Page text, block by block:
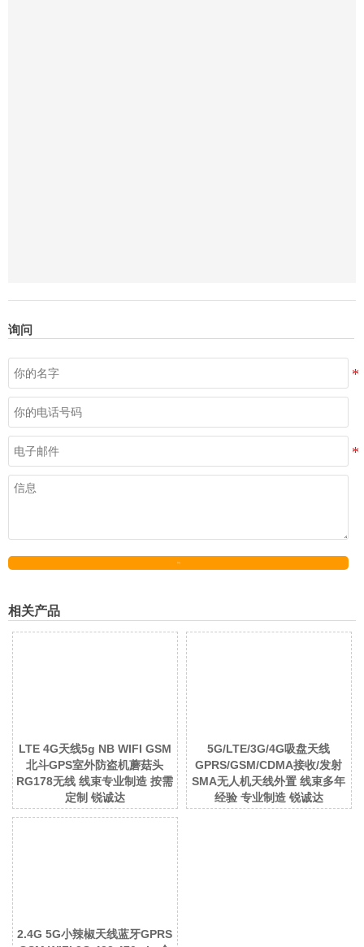
询问
相关产品
LTE 4G天线5g NB WIFI GSM
北斗GPS室外防盗机蘑菇头
RG178无线 线束专业制造 按需
定制 锐诚达
5G/LTE/3G/4G吸盘天线
GPRS/GSM/CDMA接收/发射
SMA无人机天线外置 线束多年
经验 专业制造 锐诚达
2.4G 5G小辣椒天线蓝牙GPRS